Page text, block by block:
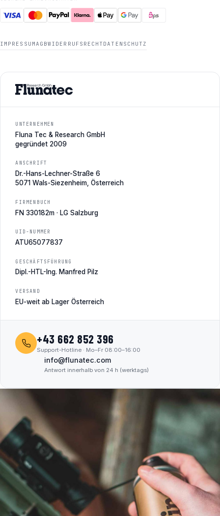
IMPRESSUM AGBWIDERRUFSRECHT DATENSCHUTZ
UNTERNEHMEN
Fluna Tec & Research GmbH
gegründet 2009
ANSCHRIFT
Dr.-Hans-Lechner-Straße 6
5071 Wals-Siezenheim, Österreich
FIRMENBUCH
FN 330182m · LG Salzburg
UID-NUMMER
ATU65077837
GESCHÄFTSFÜHRUNG
Dipl.-HTL-Ing. Manfred Pilz
VERSAND
EU-weit ab Lager Österreich
+43 662 852 396
Support-Hotline · Mo–Fr 08:00–16:00
info@flunatec.com
Antwort innerhalb von 24 h (werktags)